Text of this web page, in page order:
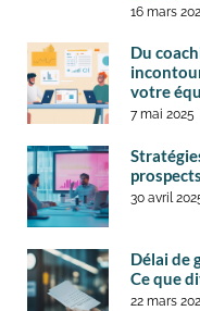
16 mars
Du
votre
7 mai 2025
30 avril
Délai de
Ce que
22 mars